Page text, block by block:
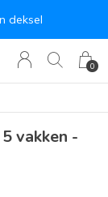
0
deksel
vakken -